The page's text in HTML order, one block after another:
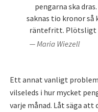
pengarna ska
saknas tio kronor så
räntefritt. Plötsligt
— Maria Wiezell
Ett annat vanligt
vilseleds i hur mycket
varje månad. Låt säga